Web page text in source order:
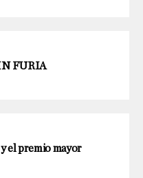
FURIA
el premio mayor